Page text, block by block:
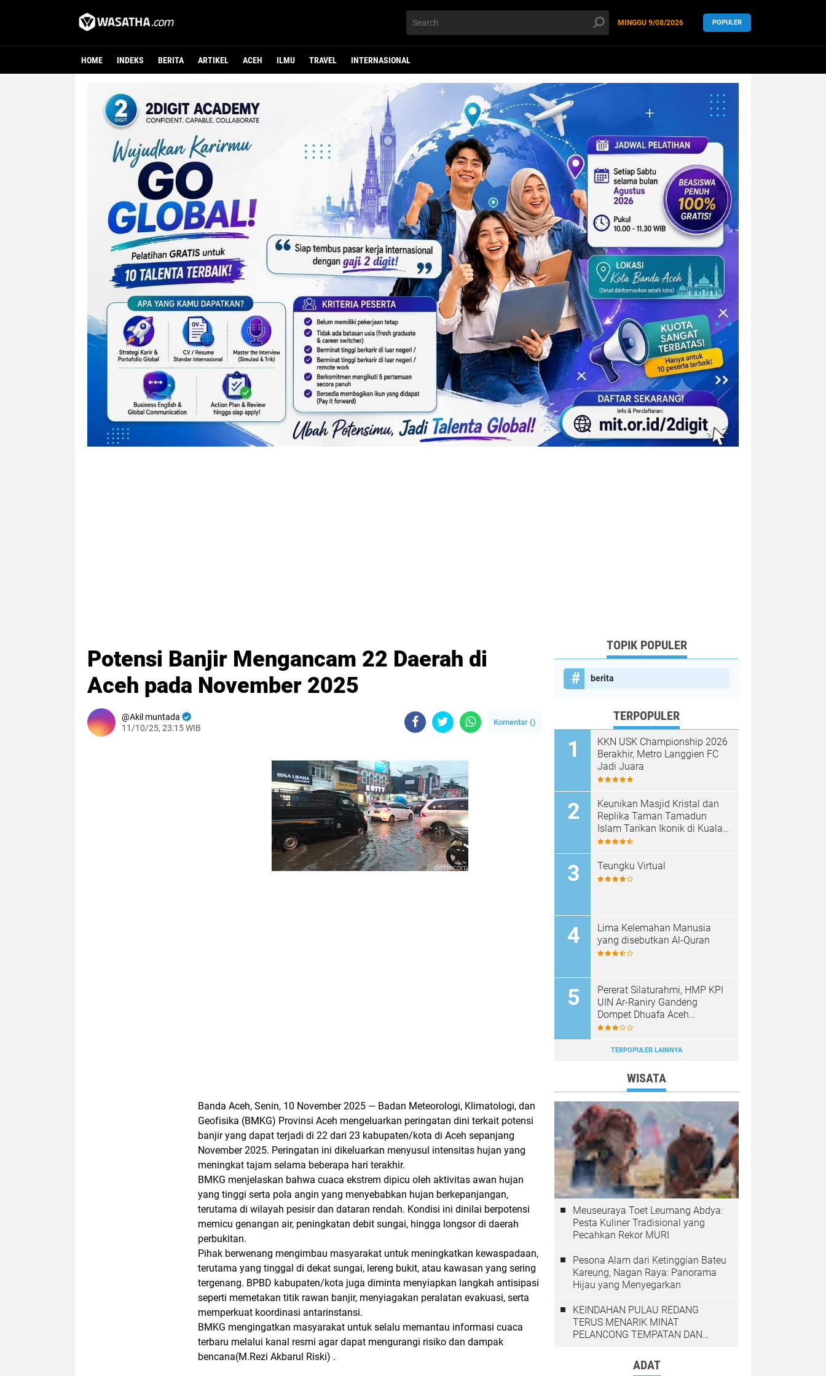
MINGGU 9/08/2026 POPULER
HOME INDEKS BERITA ARTIKEL ACEH ILMU TRAVEL INTERNASIONAL
Potensi Banjir Mengancam 22 Daerah di
Aceh pada November 2025
Akil muntada
11/10/25, 23:15 WIB
Komentar ()
Banda Aceh, Senin, 10 November 2025 — Badan Meteorologi, Klimatologi, dan
Geofisika (BMKG) Provinsi Aceh mengeluarkan peringatan dini terkait potensi
banjir yang dapat terjadi di 22 dari 23 kabupaten/kota di Aceh sepanjang
November 2025. Peringatan ini dikeluarkan menyusul intensitas hujan yang
meningkat tajam selama beberapa hari terakhir.
BMKG menjelaskan bahwa cuaca ekstrem dipicu oleh aktivitas awan hujan
yang tinggi serta pola angin yang menyebabkan hujan berkepanjangan,
terutama di wilayah pesisir dan dataran rendah. Kondisi ini dinilai berpotensi
memicu genangan air, peningkatan debit sungai, hingga longsor di daerah
perbukitan.
Pihak berwenang mengimbau masyarakat untuk meningkatkan kewaspadaan,
terutama yang tinggal di dekat sungai, lereng bukit, atau kawasan yang sering
tergenang. BPBD kabupaten/kota juga diminta menyiapkan langkah antisipasi
seperti memetakan titik rawan banjir, menyiagakan peralatan evakuasi, serta
memperkuat koordinasi antarinstansi.
BMKG mengingatkan masyarakat untuk selalu memantau informasi cuaca
terbaru melalui kanal resmi agar dapat mengurangi risiko dan dampak
bencana(M.Rezi Akbarul Riski) .
TOPIK POPULER
berita
TERPOPULER
KKN USK Championship 2026
Berakhir, Metro Langgien FC
Jadi Juara
Keunikan Masjid Kristal dan
Replika Taman Tamadun
Islam Tarikan Ikonik di Kuala
Terengganu, Malaysia
Teungku Virtual
Lima Kelemahan Manusia
yang disebutkan Al-Quran
Pererat Silaturahmi, HMP KPI
UIN Ar-Raniry Gandeng
Dompet Dhuafa Aceh
Sukseskan Communication
TERPOPULER LAINNYA
WISATA
Meuseuraya Toet Leumang Abdya:
Pesta Kuliner Tradisional yang
Pecahkan Rekor MURI
Pesona Alam dari Ketinggian Bateu
Kareung, Nagan Raya: Panorama
Hijau yang Menyegarkan
KEINDAHAN PULAU REDANG
TERUS MENARIK MINAT
PELANCONG TEMPATAN DAN
ADAT